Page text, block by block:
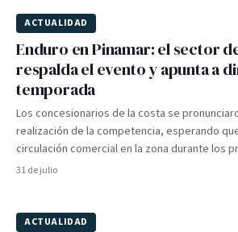
ACTUALIDAD
Enduro en Pinamar: el sector
respalda el evento y apunta a
temporada
Los concesionarios de la costa se
realización de la competencia, esperando
circulación comercial en la zona durante los
31 de julio
ACTUALIDAD